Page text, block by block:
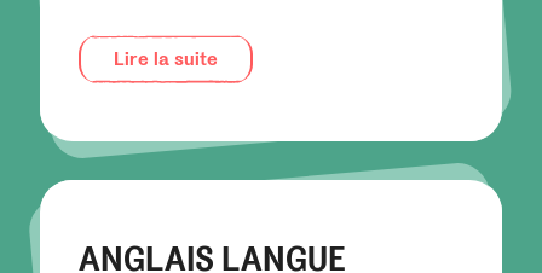
Lire la suite
ANGLAIS LANGUE